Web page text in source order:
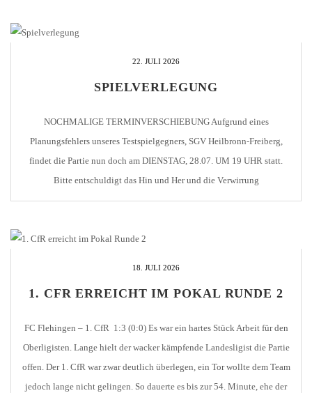
22. JULI 2026
SPIELVERLEGUNG
NOCHMALIGE TERMINVERSCHIEBUNG Aufgrund eines
Planungsfehlers unseres Testspielgegners, SGV Heilbronn-Freiberg,
findet die Partie nun doch am DIENSTAG, 28.07. UM 19 UHR statt.
Bitte entschuldigt das Hin und Her und die Verwirrung
18. JULI 2026
1. CFR ERREICHT IM POKAL RUNDE 2
FC Flehingen – 1. CfR 1:3 (0:0) Es war ein hartes Stück Arbeit für den
Oberligisten. Lange hielt der wacker kämpfende Landesligist die Partie
offen. Der 1. CfR war zwar deutlich überlegen, ein Tor wollte dem Team
jedoch lange nicht gelingen. So dauerte es bis zur 54. Minute, ehe der